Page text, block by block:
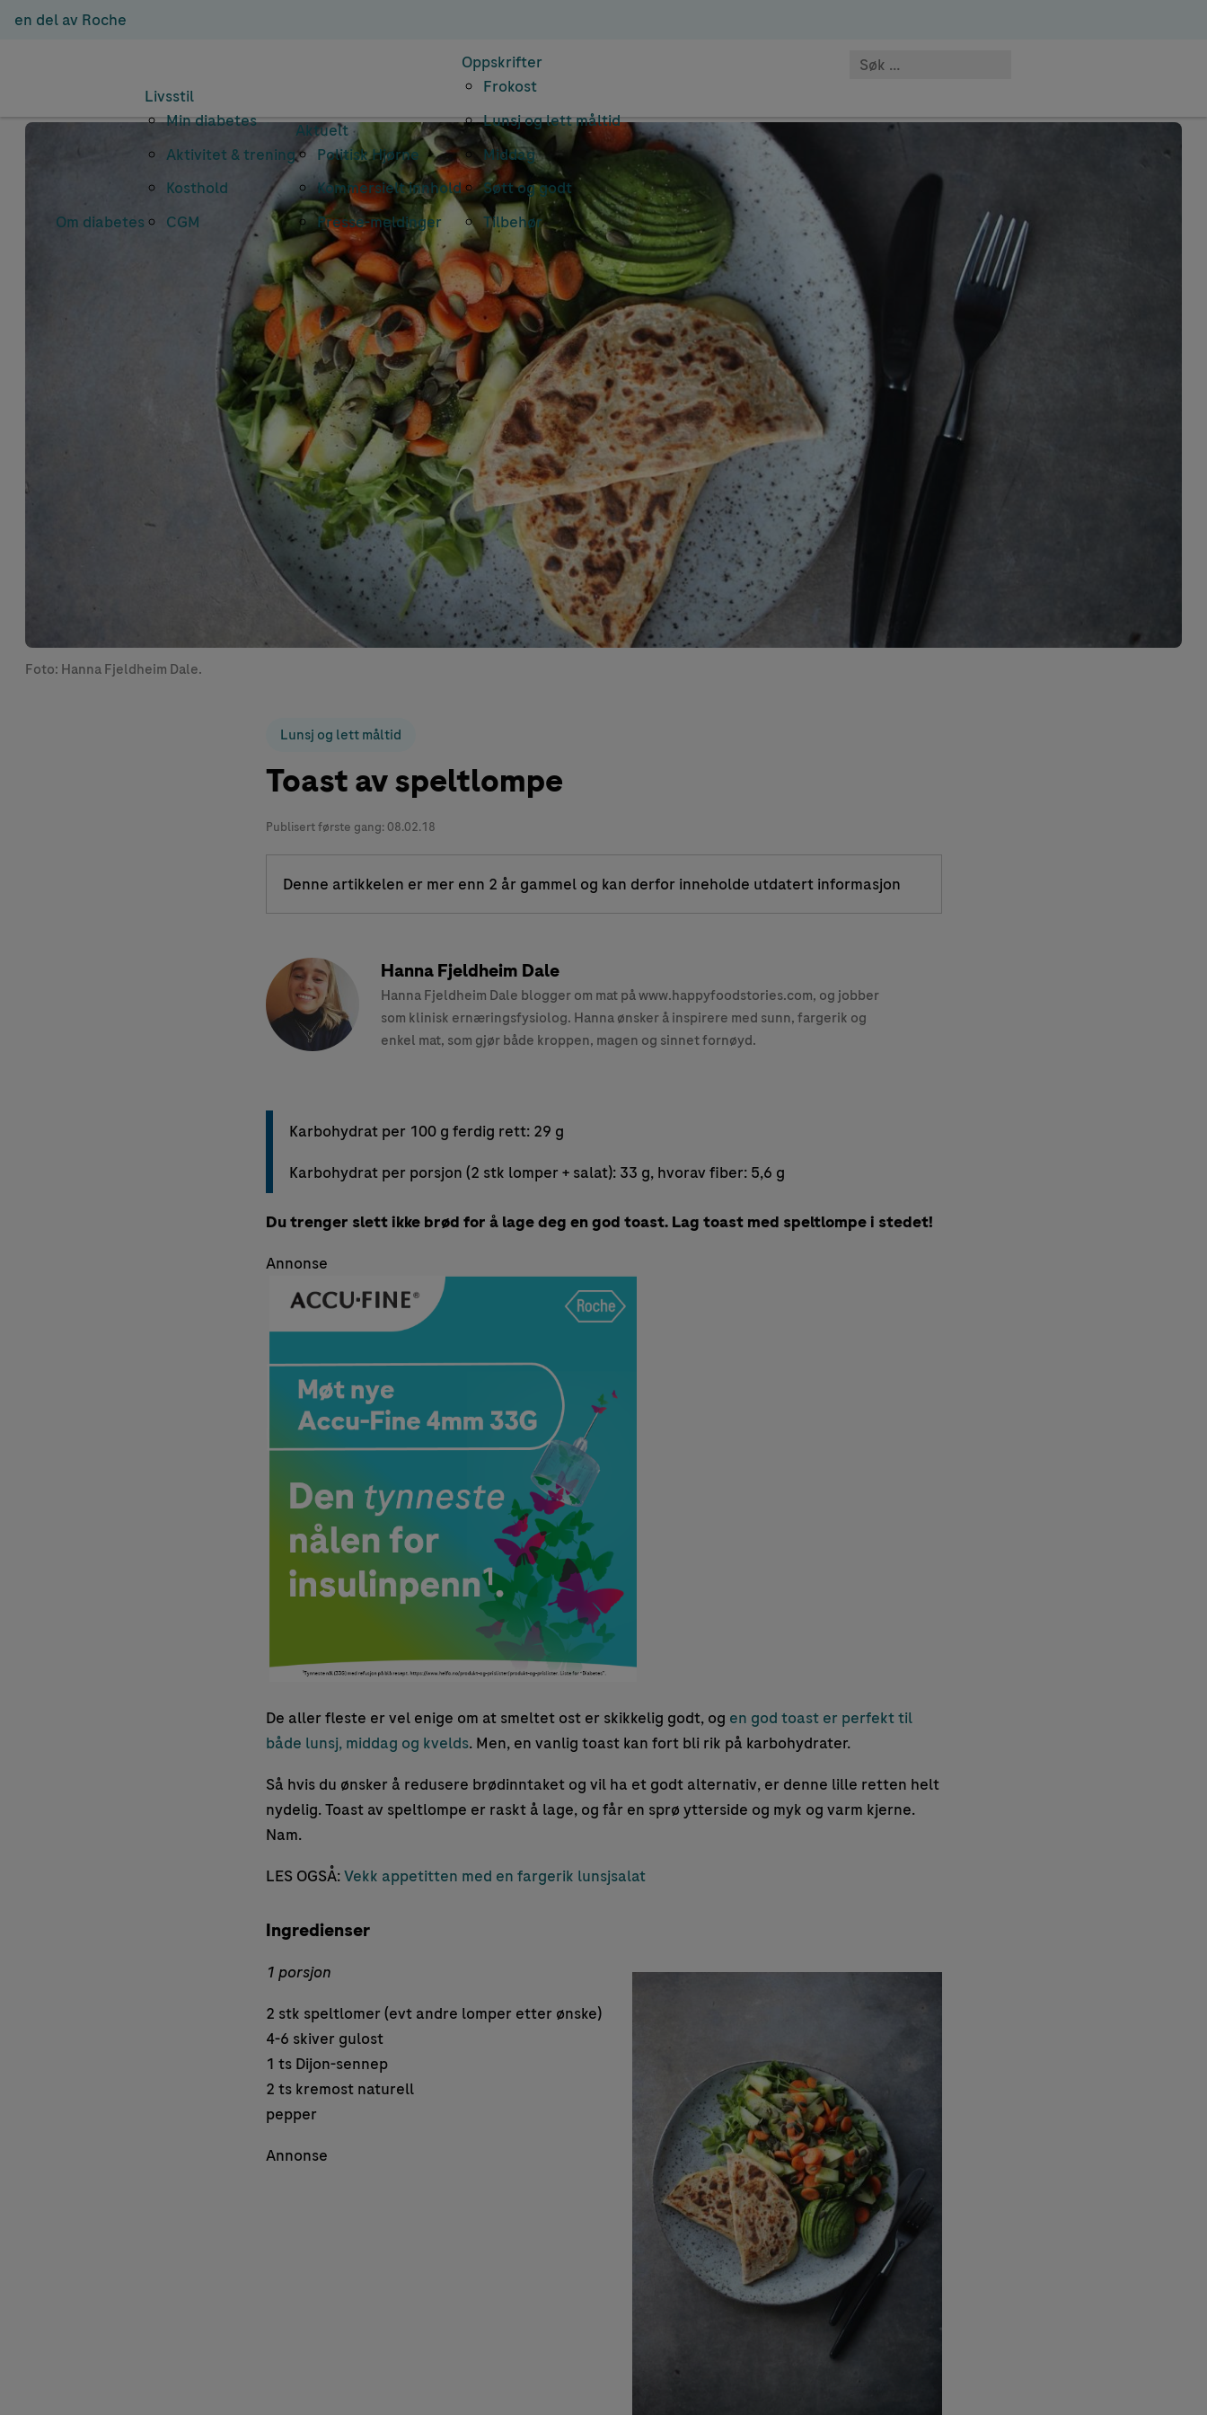
en del av Roche
Om diabetes
Livsstil
Min diabetes
Aktivitet & trening
Kosthold
CGM
Aktuelt
Politisk Hjørne
Kommersielt innhold
Presse-meldinger
Oppskrifter
Frokost
Lunsj og lett måltid
Middag
Søtt og godt
Tilbehør
Foto: Hanna Fjeldheim Dale.
Lunsj og lett måltid
Toast av speltlompe
Publisert første gang: 08.02.18
Denne artikkelen er mer enn 2 år gammel og kan derfor inneholde utdatert informasjon
Hanna Fjeldheim Dale
Hanna Fjeldheim Dale blogger om mat på www.happyfoodstories.com, og jobber
som klinisk ernæringsfysiolog. Hanna ønsker å inspirere med sunn, fargerik og
enkel mat, som gjør både kroppen, magen og sinnet fornøyd.
Karbohydrat per 100 g ferdig rett: 29 g
Karbohydrat per porsjon (2 stk lomper + salat): 33 g, hvorav fiber: 5,6 g
Du trenger slett ikke brød for å lage deg en god toast. Lag toast med speltlompe i stedet!
Annonse
De aller fleste er vel enige om at smeltet ost er skikkelig godt, og en god toast er perfekt til
både lunsj, middag og kvelds. Men, en vanlig toast kan fort bli rik på karbohydrater.
Så hvis du ønsker å redusere brødinntaket og vil ha et godt alternativ, er denne lille retten helt
nydelig. Toast av speltlompe er raskt å lage, og får en sprø ytterside og myk og varm kjerne.
Nam.
LES OGSÅ:Vekk appetitten med en fargerik lunsjsalat
Ingredienser
1 porsjon
2 stk speltlomer (evt andre lomper etter ønske)
4-6 skiver gulost
1 ts Dijon-sennep
2 ts kremost naturell
pepper
Annonse